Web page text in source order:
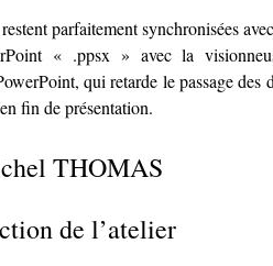
parfaitement synchronisées
« .ppsx » avec la
qui retarde le passage des
fin de présentation.
THOMAS
de l’atelier